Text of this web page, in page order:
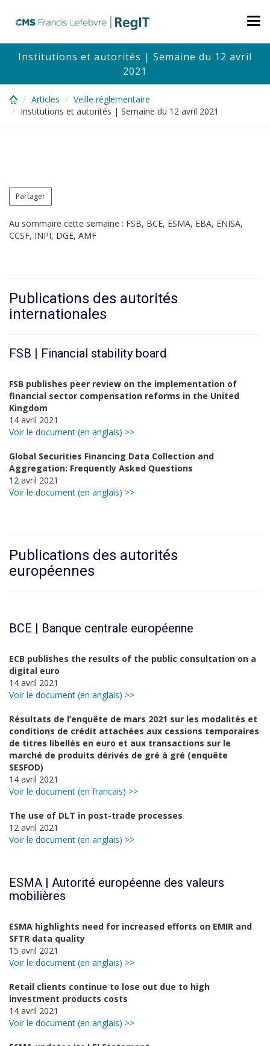
content
Institutions et autorités | Semaine du 12 avril
2021
Articles
Veille réglementaire
Institutions et autorités | Semaine du 12 avril 2021
Partager
Au sommaire cette semaine : FSB, BCE, ESMA, EBA, ENISA,
CCSF, INPI, DGE, AMF
Publications des autorités
internationales
FSB | Financial stability board
FSB publishes peer review on the implementation of
financial sector compensation reforms in the United
Kingdom
14 avril 2021
Voir le document (en anglais) >>
Global Securities Financing Data Collection and
Aggregation: Frequently Asked Questions
12 avril 2021
Voir le document (en anglais) >>
Publications des autorités
européennes
BCE | Banque centrale européenne
ECB publishes the results of the public consultation on a
digital euro
14 avril 2021
Voir le document (en anglais) >>
Résultats de l’enquête de mars 2021 sur les modalités et
conditions de crédit attachées aux cessions temporaires
de titres libellés en euro et aux transactions sur le
marché de produits dérivés de gré à gré (enquête
SESFOD)
14 avril 2021
Voir le document (en francais) >>
The use of DLT in post-trade processes
12 avril 2021
Voir le document (en anglais) >>
ESMA | Autorité européenne des valeurs
mobilières
ESMA highlights need for increased efforts on EMIR and
SFTR data quality
15 avril 2021
Voir le document (en anglais) >>
Retail clients continue to lose out due to high
investment products costs
14 avril 2021
Voir le document (en anglais) >>